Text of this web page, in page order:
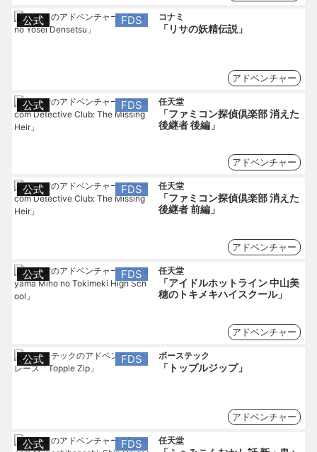
公式 FDS コナミ
「リサの妖精伝説」
アドベンチャー
公式 FDS 任天堂
「ファミコン探偵倶楽部 消えた
後継者 後編」
アドベンチャー
公式 FDS 任天堂
「ファミコン探偵倶楽部 消えた
後継者 前編」
アドベンチャー
公式 FDS 任天堂
「アイドルホットライン 中山美
穂のトキメキハイスクール」
アドベンチャー
公式 FDS ボーステック
「トップルジップ」
アドベンチャー
公式 FDS 任天堂